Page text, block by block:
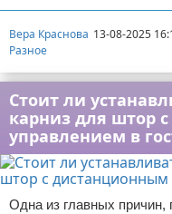
Вера Краснова 13-08-2025
Разное
Стоит ли
карниз для штор
управлением в
Одна из главных причин,